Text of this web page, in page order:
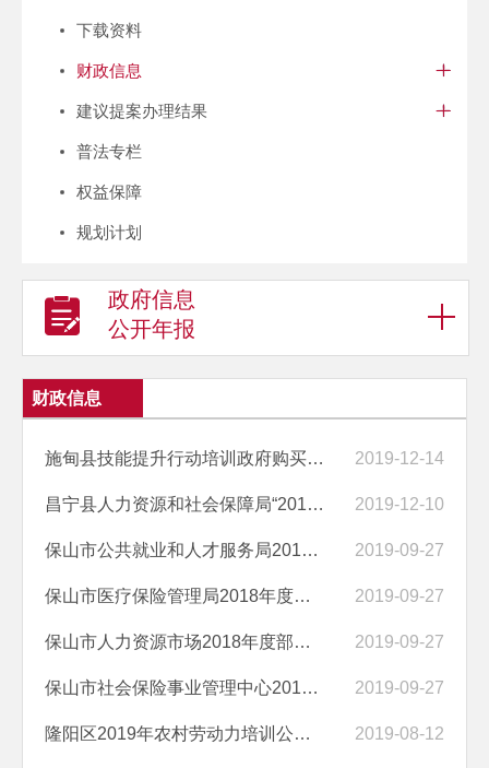
下载资料
财政信息
建议提案办理结果
普法专栏
权益保障
规划计划
政府信息
公开年报
财政信息
施甸县技能提升行动培训政府购买服务项目（一标段）招标公告 2019-12-14
昌宁县人力资源和社会保障局“2019年职业技能提升培训”招标公告 2019-12-10
保山市公共就业和人才服务局2018年度部门决算报告 2019-09-27
保山市医疗保险管理局2018年度部门决算报告 2019-09-27
保山市人力资源市场2018年度部门决算报告 2019-09-27
保山市社会保险事业管理中心2018年度部门决算报告 2019-09-27
隆阳区2019年农村劳动力培训公开招标公告 2019-08-12